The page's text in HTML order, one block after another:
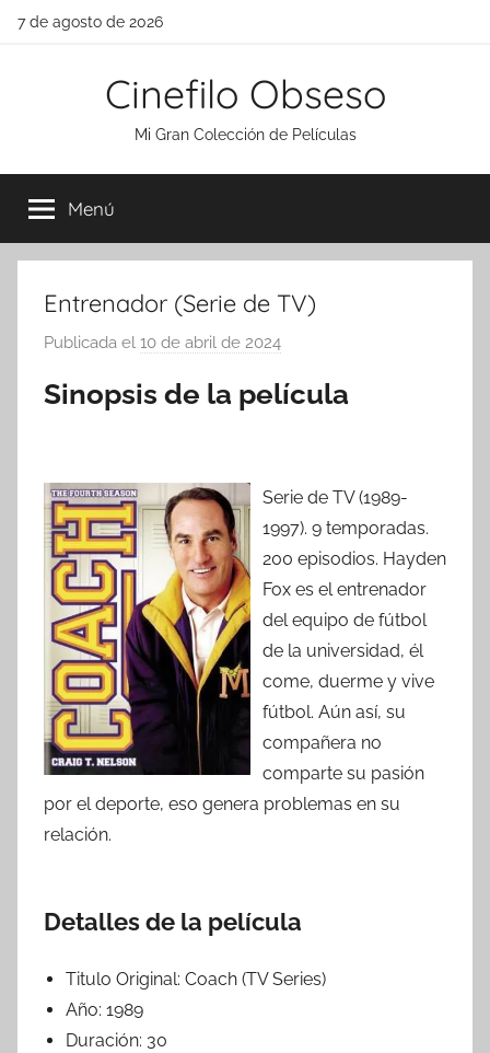
Saltar
7 de agosto de 2026
Cinefilo Obseso
Mi Gran Colección de Películas
Menú
Entrenador (Serie de TV)
Publicada el 10 de abril de 2024
r
Sinopsis de la película
Serie de TV (1989-
1997). 9 temporadas.
200 episodios. Hayden
Fox es el entrenador
del equipo de fútbol
de la universidad, él
come, duerme y vive
fútbol. Aún así, su
compañera no
comparte su pasión
por el deporte, eso genera problemas en su
relación.
Detalles de la película
Titulo Original: Coach (TV Series)
Año: 1989
Duración: 30